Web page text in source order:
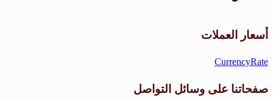
أسعار العملات
CurrencyRate
صفحاتنا على وسائل التواصل